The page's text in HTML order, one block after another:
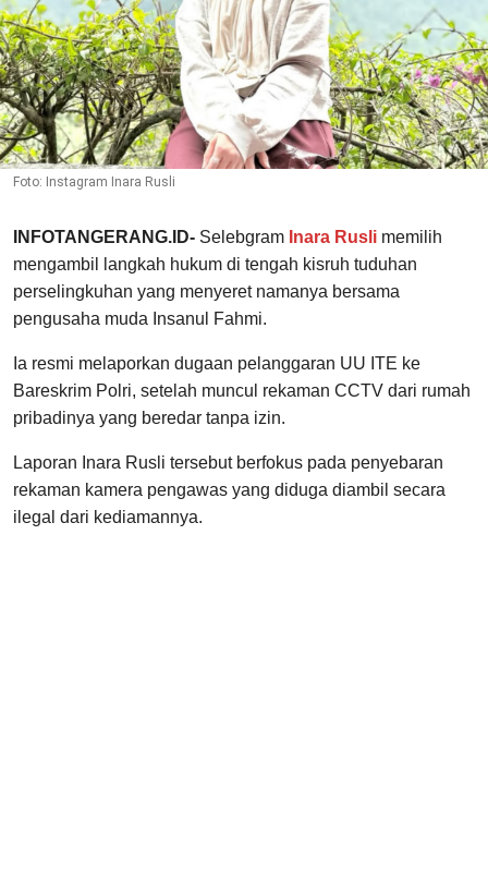
Foto: Instagram Inara Rusli
INFOTANGERANG.ID- Selebgram Inara Rusli memilih
mengambil langkah hukum di tengah kisruh tuduhan
perselingkuhan yang menyeret namanya bersama
pengusaha muda Insanul Fahmi.
Ia resmi melaporkan dugaan pelanggaran UU ITE ke
Bareskrim Polri, setelah muncul rekaman CCTV dari rumah
pribadinya yang beredar tanpa izin.
Laporan Inara Rusli tersebut berfokus pada penyebaran
rekaman kamera pengawas yang diduga diambil secara
ilegal dari kediamannya.